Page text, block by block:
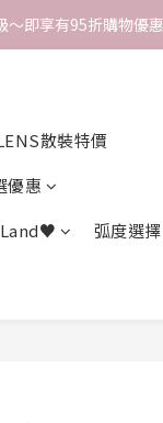
～即享有95折購物優
散裝特價
優惠
弧度選擇